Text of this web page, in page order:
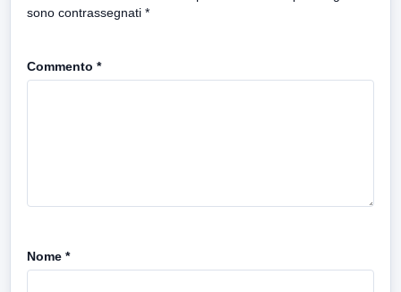
sono contrassegnati *
Commento *
Nome *